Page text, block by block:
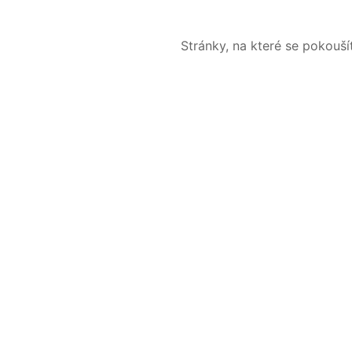
Stránky, na které se